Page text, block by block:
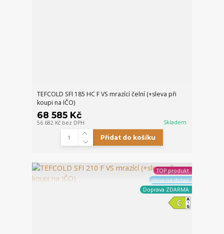
TEFCOLD SFI 185 HC F VS mrazící čelní (+sleva při
koupi na IČO)
68 585 Kč
56 682 Kč bez DPH Skladem
Přidat do košíku
TOP produkt
sleva na dotaz
Doprava ZDARMA